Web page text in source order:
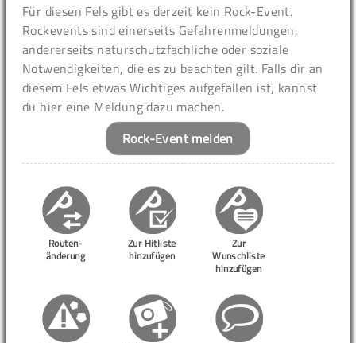
Für diesen Fels gibt es derzeit kein Rock-Event.
Rockevents sind einerseits Gefahrenmeldungen,
andererseits naturschutzfachliche oder soziale
Notwendigkeiten, die es zu beachten gilt. Falls dir an
diesem Fels etwas Wichtiges aufgefallen ist, kannst
du hier eine Meldung dazu machen.
Rock-Event melden
Routen-
änderung
Zur Hitliste
hinzufügen
Zur
Wunschliste
hinzufügen